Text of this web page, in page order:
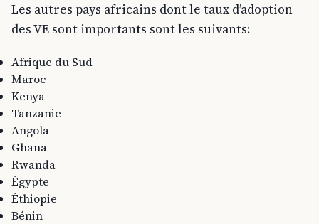
Les autres pays africains dont le taux d’adoption
des VE sont importants sont les suivants:
Afrique du Sud
Maroc
Kenya
Tanzanie
Angola
Ghana
Rwanda
Égypte
Éthiopie
Bénin